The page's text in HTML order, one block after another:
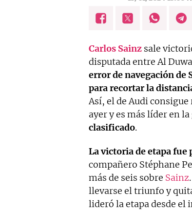
Carlos Sainz sale
disputada entre Al
error de navegación de
para recortar la
Así, el de Audi
ayer y es más líder en
clasificado.
La victoria de etapa fue
compañero Stéphane
más de seis sobre Sainz
llevarse el triunfo y
lideró la etapa desde el